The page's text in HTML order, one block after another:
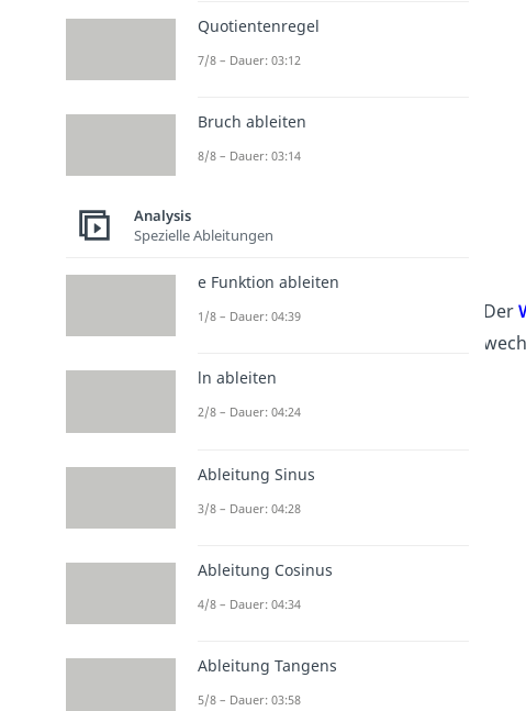
Der
Quotientenregel
7/8 – Dauer: 03:12
Bruch ableiten
8/8 – Dauer: 03:14
Analysis
Spezielle Ableitungen
e Funktion ableiten
1/8 – Dauer: 04:39
ln ableiten
2/8 – Dauer: 04:24
Ableitung Sinus
3/8 – Dauer: 04:28
Ableitung Cosinus
4/8 – Dauer: 04:34
Ableitung Tangens
5/8 – Dauer: 03:58